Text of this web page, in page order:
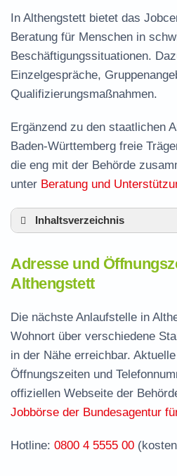
In Althengstett bietet das
Beratung für Menschen in
Beschäftigungssituationen.
Einzelgespräche,
Qualifizierungsmaßnahmen.
Ergänzend zu den staatlichen
Baden-Württemberg freie
die eng mit der Behörde
unter Beratung und
Inhaltsverzeichnis
Leistungen der
Althengstett
Termin vereinbaren und
Jobcenter Calw –
Häufige Fragen rund
Adresse und
Althengstett
Die nächste Anlaufstelle in
Wohnort über verschiedene
in der Nähe erreichbar.
Öffnungszeiten und
offiziellen Webseite der
Jobbörse der Bundesagentur
Hotline: 0800 4 5555 00